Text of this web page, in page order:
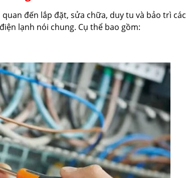
đến lắp đặt, sửa chữa, duy tu và bảo trì các
lạnh nói chung. Cụ thể bao gồm: